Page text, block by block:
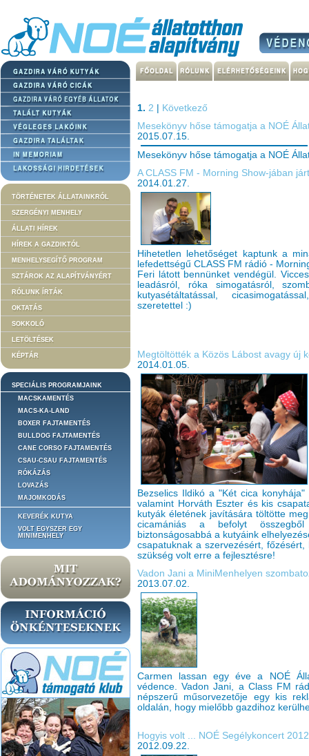
TÖRTÉNETEK ÁLLATAINKRÓL
SZERGÉNYI MENHELY
ÁLLATI HÍREK
HÍREK A GAZDIKTÓL
MENHELYSEGÍTŐ PROGRAM
SZTÁROK AZ ALAPÍTVÁNYÉRT
RÓLUNK ÍRTÁK
OKTATÁS
SOKKOLÓ
LETÖLTÉSEK
KÉPTÁR
SPECIÁLIS PROGRAMJAINK
MACSKAMENTÉS
MACS-KA-LAND
BOXER FAJTAMENTÉS
BULLDOG FAJTAMENTÉS
CANE CORSO FAJTAMENTÉS
CSAU-CSAU FAJTAMENTÉS
RÓKÁZÁS
LOVAZÁS
MAJOMKODÁS
KEVERÉK KUTYA
VOLT EGYSZER EGY
MINIMENHELY
1. 2
Következő
Mesekönyv hőse támogatja a NOÉ
2015.07.15.
Mesekönyv hőse támogatja a NOÉ
A CLASS FM - Morning Show-jában
2014.01.27.
Hihetetlen lehetőséget kaptunk a
lefedettségű CLASS FM rádió -
Feri látott bennünket vendégül.
leadásról, róka simogatásról,
kutyasétáltatással,
szeretettel :)
Megtöltötték a Közös Lábost avagy új
2014.01.05.
Bezselics Ildikó a "Két cica
valamint Horváth Eszter és kis
kutyák életének javítására töltötte
cicamániás a befolyt
biztonságosabbá a kutyáink
csapatuknak a szervezésért,
szükség volt erre a fejlesztésre!
Vadon Jani a MiniMenhelyen
2013.07.02.
Carmen lassan egy éve a NOÉ
védence. Vadon Jani, a Class FM
népszerű műsorvezetője egy kis
oldalán, hogy mielőbb gazdihoz
Hogyis volt ... NOÉ Segélykoncert 2012
2012.09.22.